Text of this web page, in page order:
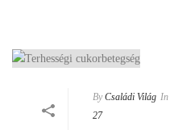
By Családi Világ In
27